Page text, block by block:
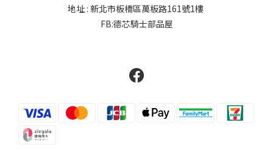
地址 : 新北市板橋區萬板路161號1樓
FB:德芯騎士部品屋